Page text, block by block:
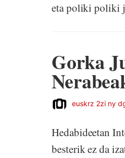
eta poliki poliki
Gorka
euskrz 2zi ny
Hedabideetan
besterik ez da